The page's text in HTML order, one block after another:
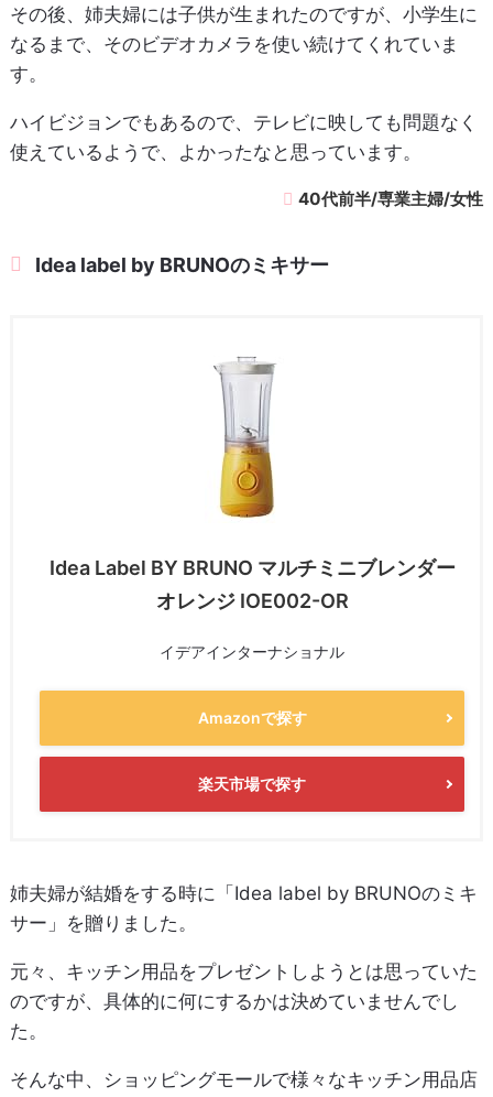
その後、姉夫婦には子供が生まれたのですが、小学生に
なるまで、そのビデオカメラを使い続けてくれていま
す。
ハイビジョンでもあるので、テレビに映しても問題なく
使えているようで、よかったなと思っています。
40代前半/専業主婦/女性
Idea label by BRUNOのミキサー
Idea Label BY BRUNO マルチミニブレンダー
オレンジ IOE002-OR
イデアインターナショナル
Amazonで探す
楽天市場で探す
姉夫婦が結婚をする時に「Idea label by BRUNOのミキ
サー」を贈りました。
元々、キッチン用品をプレゼントしようとは思っていた
のですが、具体的に何にするかは決めていませんでし
た。
そんな中、ショッピングモールで様々なキッチン用品店